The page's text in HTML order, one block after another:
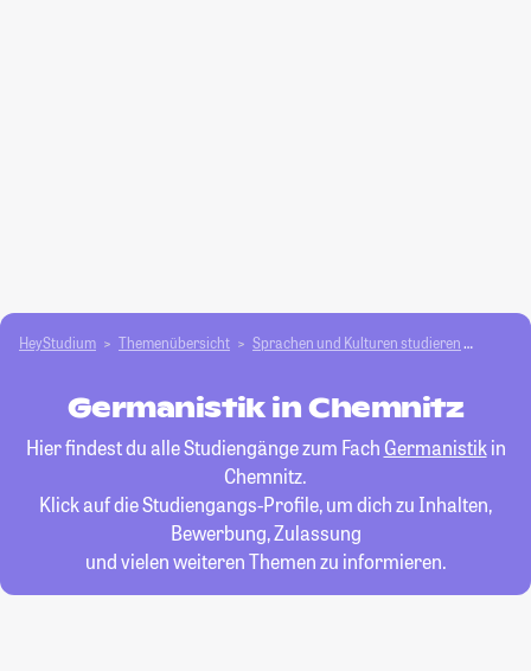
HeyStudium Themenübersicht Sprachen und Kulturen studieren
Germanistik in Chemnitz
Hier findest du alle Studiengänge zum Fach Germanistikin
Chemnitz.
Klick auf die Studiengangs-Profile, um dich zu Inhalten,
Bewerbung, Zulassung
und vielen weiteren Themen zu informieren.